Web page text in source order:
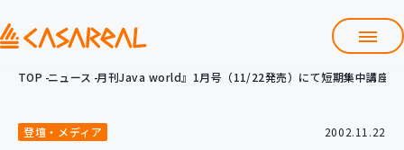
会社情報
TOP ニュース 月刊Java world』1月号（11/22発売）にて短期集中講座
登壇・メディア 2002.11.22